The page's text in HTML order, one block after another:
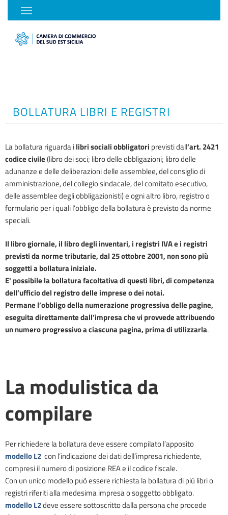
BOLLATURA LIBRI E REGISTRI
La bollatura riguarda ilibri sociali obbligatori previsti dall’art. 2421
codice civile(libro dei soci; libro delle obbligazioni; libro delle
adunanze e delle deliberazioni delle assemblee, del consiglio di
amministrazione, del collegio sindacale, del comitato esecutivo,
delle assemblee degli obbligazionisti) e ogni altro libro, registro o
formulario per i quali l'obbligo della bollatura è previsto da norme
speciali.
Il libro giornale, il libro degli inventari, i registri IVA e i registri
previsti da norme tributarie, dal 25 ottobre 2001, non sono più
soggetti a bollatura iniziale.
E' possibile la bollatura facoltativa di questi libri, di competenza
dell’ufficio del registro delle imprese o dei notai.
Permane l’obbligo della numerazione progressiva delle pagine,
eseguita direttamente dall’impresa che vi provvede attribuendo
un numero progressivo a ciascuna pagina, prima di utilizzarla.
La modulistica da
compilare
Per richiedere la bollatura deve essere compilato l’apposito
modello L2 con l’indicazione dei dati dell’impresa richiedente,
compresi il numero di posizione REA e il codice fiscale.
Con un unico modello può essere richiesta la bollatura di più libri o
registri riferiti alla medesima impresa o soggetto obbligato.
modello L2deve essere sottoscritto dalla persona che procede